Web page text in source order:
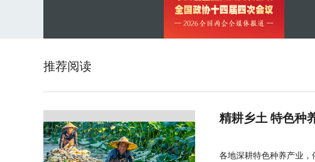
推荐阅读
精耕乡土 特色种
各地深耕特色种养产业